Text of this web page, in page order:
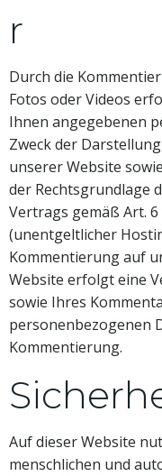
r
Durch die
Fotos oder Videos
Ihnen angegebenen
Zweck der
unserer Website
der Rechtsgrundlage
Vertrags gemäß Art. 6
(unentgeltlicher
Kommentierung auf
Website erfolgt eine
sowie Ihres
personenbezogenen
Kommentierung.
Auf dieser Website
menschlichen und